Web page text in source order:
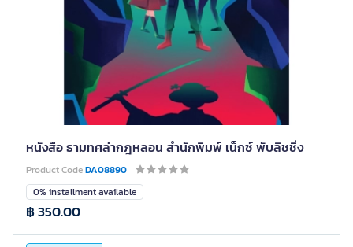
หนังสือ ธามทศล่ากฎหลอน สำนักพิมพ์ เน็กซ์ พับลิชชิ่ง
Product CodeDA08890
0% installment available
฿ 350.00